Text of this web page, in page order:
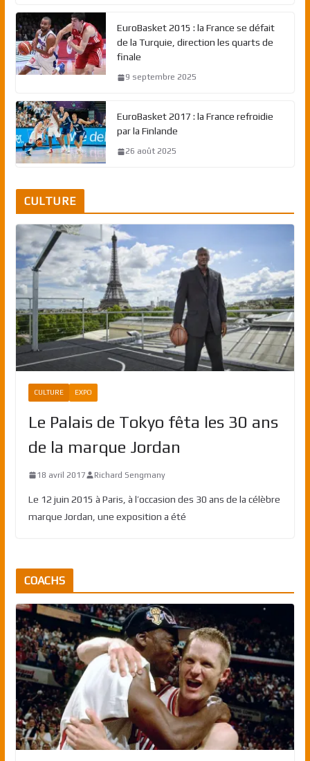
EuroBasket 2015 : la France se défait
de la Turquie, direction les quarts de
finale
9 septembre 2025
EuroBasket 2017 : la France refroidie
par la Finlande
26 août 2025
CULTURE
CULTURE EXPO
Le Palais de Tokyo fêta les 30 ans
de la marque Jordan
18 avril 2017 Richard Sengmany
Le 12 juin 2015 à Paris, à l’occasion des 30 ans de la célèbre
marque Jordan, une exposition a été
COACHS